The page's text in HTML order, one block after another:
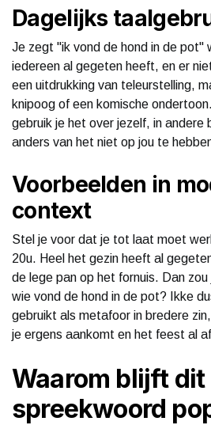
Dagelijks
Je zegt "ik vond de hond in de pot"
iedereen al gegeten heeft, en er
een uitdrukking van teleurstelling,
knipoog of een komische
gebruik je het over jezelf, in andere
anders van het niet op jou te
Voorbeelden in
context
Stel je voor dat je tot laat moet
20u. Heel het gezin heeft al
de lege pan op het fornuis. Dan
wie vond de hond in de pot? Ikke
gebruikt als metafoor in bredere
je ergens aankomt en het feest al
Waarom blijft dit
spreekwoord